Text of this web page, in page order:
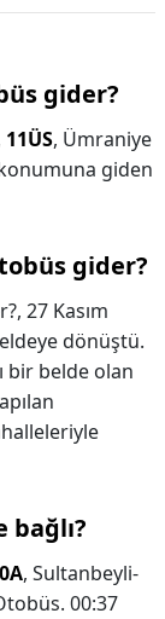
gider?
11ÜS, Ümraniye
giden
gider?
27 Kasım
dönüştü.
bir belde olan
bağlı?
, Sultanbeyli-
00:37